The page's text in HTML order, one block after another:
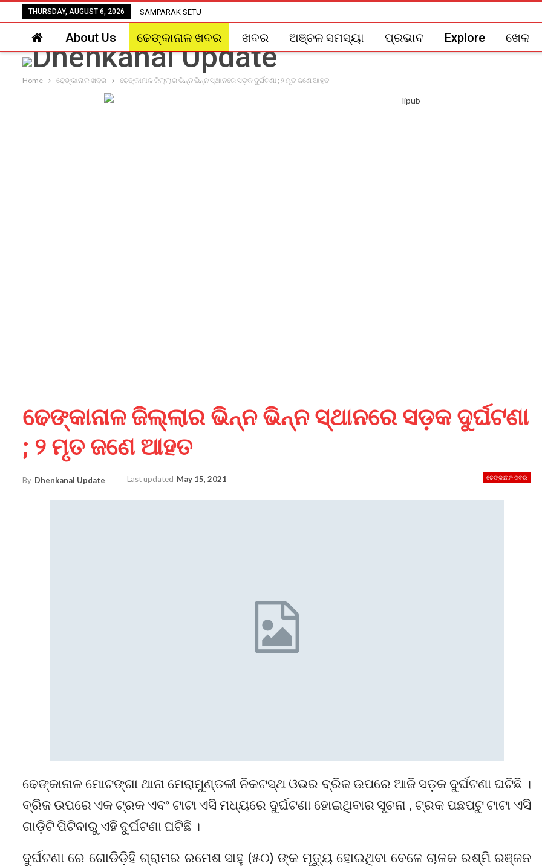
THURSDAY, AUGUST 6, 2026 SAMPARAK SETU
About Us ଢେଙ୍କାନାଳ ଖବର ଖବର ଅଞ୍ଚଳ ସମସ୍ୟା ପ୍ରଭାବ Explore ଖେଳ
Home ଢେଙ୍କାନାଳ ଖବର ଢେଙ୍କାନାଳ ଜିଲ୍ଲାର ଭିନ୍ନ ଭିନ୍ନ ସ୍ଥାନରେ ସଡ଼କ ଦୁର୍ଘଟଣା ; ୨ ମୃତ ଜଣେ ଆହତ
ଢେଙ୍କାନାଳ ଜିଲ୍ଲାର ଭିନ୍ନ ଭିନ୍ନ ସ୍ଥାନରେ ସଡ଼କ ଦୁର୍ଘଟଣା
; ୨ ମୃତ ଜଣେ ଆହତ
ଢେଙ୍କାନାଳ ଖବର
By Dhenkanal Update Last updated May 15, 2021
ଢେଙ୍କାନାଳ ମୋଟଙ୍ଗା ଥାନା ମେରାମୁଣ୍ଡଳୀ ନିକଟସ୍ଥ ଓଭର ବ୍ରିଜ ଉପରେ ଆଜି ସଡ଼କ ଦୁର୍ଘଟଣା ଘଟିଛି ।
ବ୍ରିଜ ଉପରେ ଏକ ଟ୍ରକ ଏବଂ ଟାଟା ଏସି ମଧ୍ୟରେ ଦୁର୍ଘଟଣା ହୋଇଥିବାର ସୂଚନା , ଟ୍ରକ ପଛପଟୁ ଟାଟା ଏସି
ଗାଡ଼ିଟି ପିଟିବାରୁ ଏହି ଦୁର୍ଘଟଣା ଘଟିଛି ।
ଦୁର୍ଘଟଣା ରେ ଗୋଡିଡ଼ିହି ଗ୍ରାମର ରମେଶ ସାହୁ (୫୦) ଙ୍କ ମୃତ୍ୟୁ ହୋଇଥିବା ବେଳେ ଚାଳକ ରଶ୍ମି ରଞ୍ଜନ